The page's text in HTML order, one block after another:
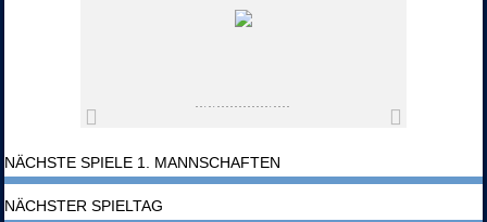
NÄCHSTE SPIELE 1. MANNSCHAFTEN
NÄCHSTER SPIELTAG